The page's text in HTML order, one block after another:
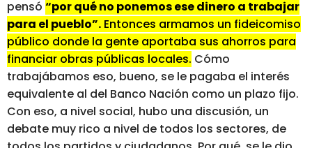
pensó “por qué no ponemos ese dinero a trabajar
para el pueblo”. Entonces armamos un fideicomiso
público donde la gente aportaba sus ahorros para
financiar obras públicas locales. Cómo
trabajábamos eso, bueno, se le pagaba el interés
equivalente al del Banco Nación como un plazo fijo.
Con eso, a nivel social, hubo una discusión, un
debate muy rico a nivel de todos los sectores, de